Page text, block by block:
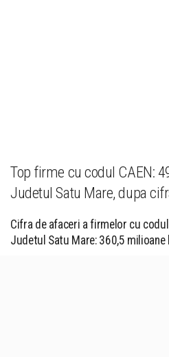
Top firme cu codul CAEN:
Judetul Satu Mare, dupa
Cifra de afaceri a firmelor cu
Judetul Satu Mare: 360,5